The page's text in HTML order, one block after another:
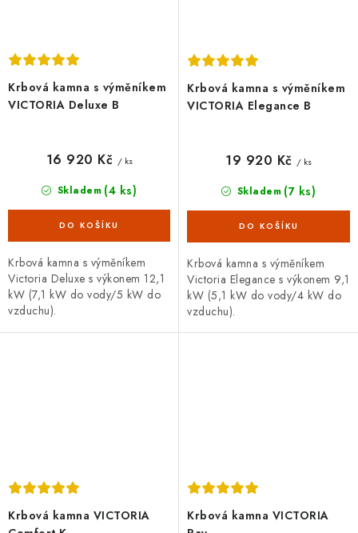
Krbová kamna s výměníkem
VICTORIA Deluxe B
Skladem (4 ks)
16 920 Kč / ks
Krbová kamna s výměníkem
Victoria Deluxe s výkonem 12,1
kW (7,1 kW do vody/5 kW do
vzduchu).
Krbová kamna s výměníkem
VICTORIA Elegance B
Skladem (7 ks)
19 920 Kč / ks
Krbová kamna s výměníkem
Victoria Elegance s výkonem 9,1
kW (5,1 kW do vody/4 kW do
vzduchu).
Krbová kamna VICTORIA
Krbová kamna VICTORIA